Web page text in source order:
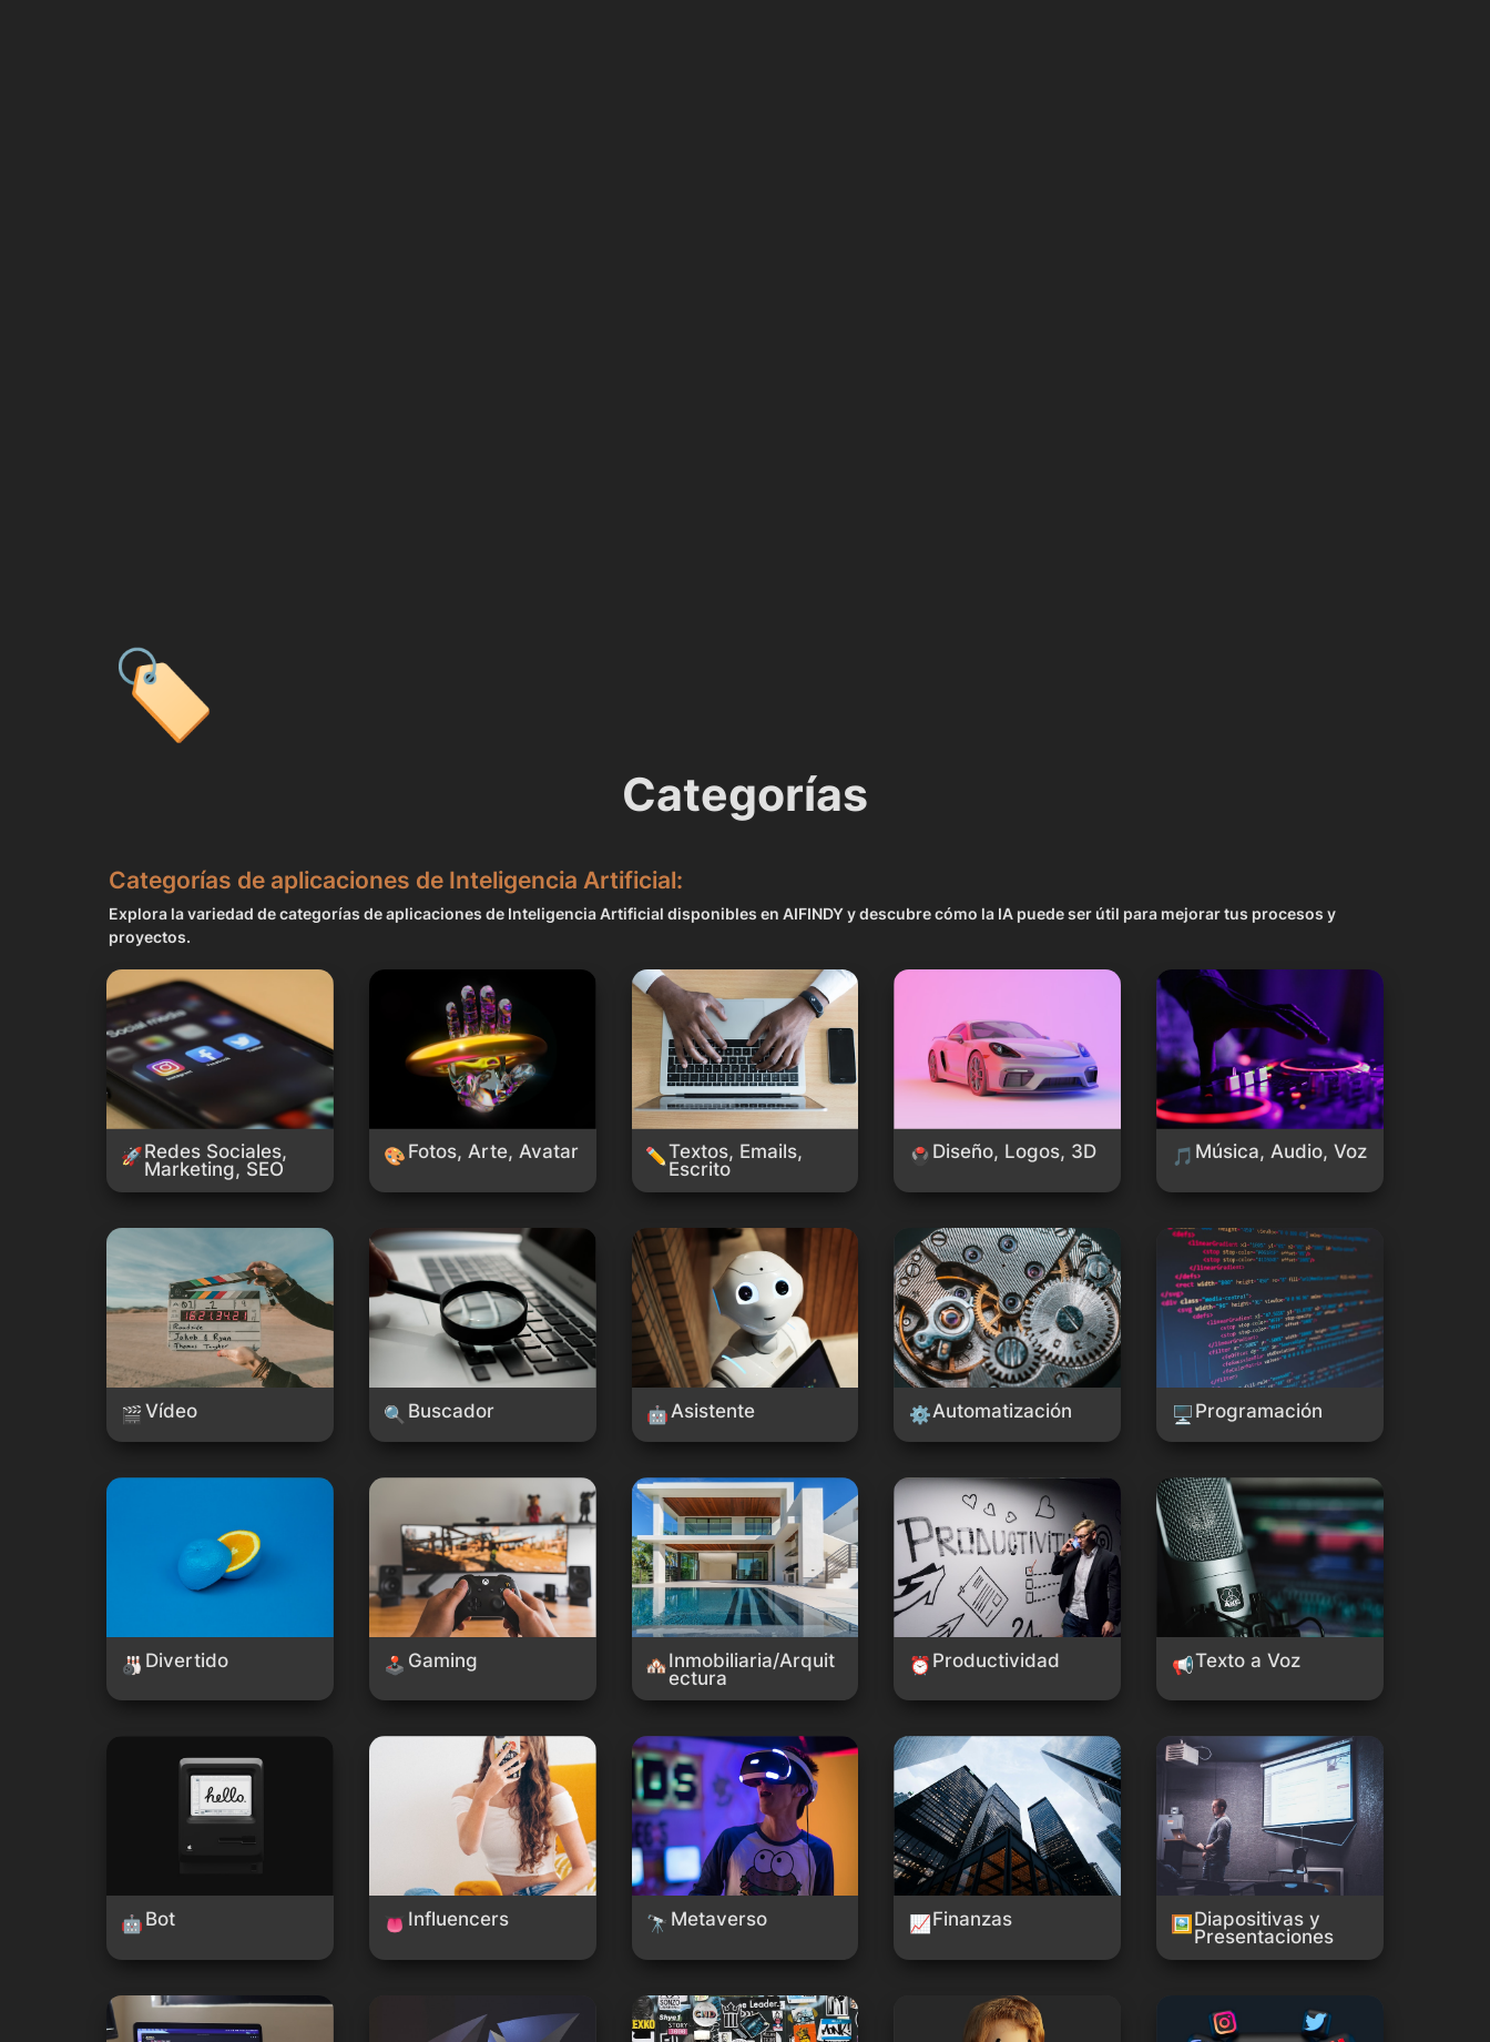
🏷️
Categorías
Categorías de aplicaciones de Inteligencia Artificial:
Explora la variedad de categorías de aplicaciones de Inteligencia Artificial disponibles en AIFINDY y descubre cómo la IA puede ser útil para mejorar tus procesos y
proyectos.
Redes Sociales, Marketing,
SEO
🚀Redes Sociales,
Marketing, SEO
Fotos, Arte, Avatar
🎨 Fotos, Arte, Avatar
Textos, Emails, Escrito
✏️Textos, Emails,
Escrito
Diseño, Logos, 3D
🖲️ Diseño, Logos, 3D
Música, Audio, Voz
🎵 Música, Audio, Voz
Vídeo
🎬 Vídeo
Buscador
🔍 Buscador
Asistente
🤖 Asistente
Automatización
⚙Automatización
Programación
🖥️ Programación
Divertido
🎳 Divertido
Gaming
🕹️ Gaming
Inmobiliaria/Arquitectura
🏘️Inmobiliaria/Arquit
ectura
Productividad
⏰ Productividad
Texto a Voz
📢Texto a Voz
🤖 Bot
Influencers
👅 Influencers
Metaverso
🔭 Metaverso
Finanzas
📈Finanzas
Diapositivas y Presentaciones
🖼️ Diapositivas y
Presentaciones
API Logos